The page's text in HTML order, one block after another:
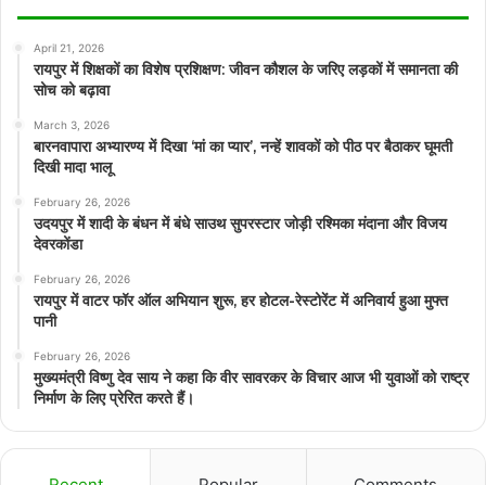
April 21, 2026
रायपुर में शिक्षकों का विशेष प्रशिक्षण: जीवन कौशल के जरिए लड़कों में समानता की
सोच को बढ़ावा
March 3, 2026
बारनवापारा अभ्यारण्य में दिखा ‘मां का प्यार’, नन्हें शावकों को पीठ पर बैठाकर घूमती
दिखी मादा भालू
February 26, 2026
उदयपुर में शादी के बंधन में बंधे साउथ सुपरस्टार जोड़ी रश्मिका मंदाना और विजय
देवरकोंडा
February 26, 2026
रायपुर में वाटर फॉर ऑल अभियान शुरू, हर होटल-रेस्टोरेंट में अनिवार्य हुआ मुफ्त
पानी
February 26, 2026
मुख्यमंत्री विष्णु देव साय ने कहा कि वीर सावरकर के विचार आज भी युवाओं को राष्ट्र
निर्माण के लिए प्रेरित करते हैं।